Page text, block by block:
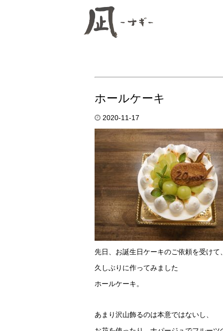
ホールケーキ
2020-11-17
先日、お誕生日ケーキのご依頼を受けて
久しぶりに作ってみました
ホールケーキ。
あまり沢山飾るのは本意ではないし、